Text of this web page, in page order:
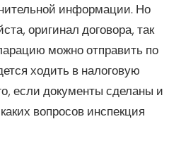
информации. Но
оригинал договора, так
можно отправить по
ходить в налоговую
если документы сделаны и
вопросов инспекция